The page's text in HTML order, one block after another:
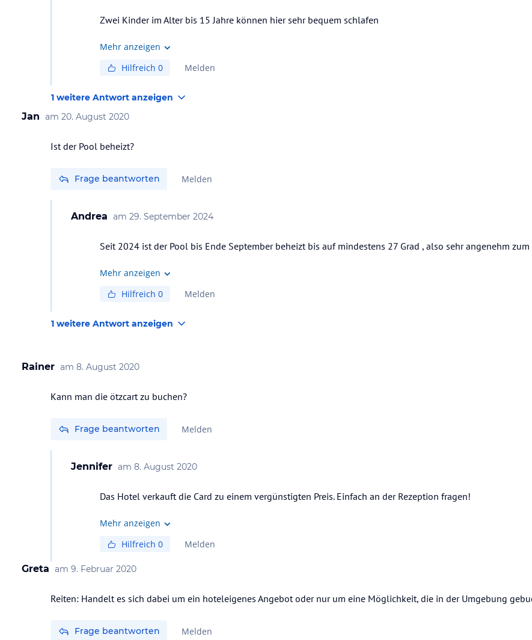
Zwei Kinder im Alter bis 15 Jahre können hier sehr bequem schlafen
Mehr anzeigen
Hilfreich 0 Melden
1 weitere Antwort anzeigen
Jan am 20. August 2020
Ist der Pool beheizt?
Frage beantworten Melden
Andrea am 29. September 2024
Seit 2024 ist der Pool bis Ende September beheizt bis auf mindestens 27 Grad , also sehr angenehm
Mehr anzeigen
Hilfreich 0 Melden
1 weitere Antwort anzeigen
Rainer am 8. August 2020
Kann man die ötzcart zu buchen?
Frage beantworten Melden
Jennifer am 8. August 2020
Das Hotel verkauft die Card zu einem vergünstigten Preis. Einfach an der Rezeption fragen!
Mehr anzeigen
Hilfreich 0 Melden
Greta am 9. Februar 2020
Reiten: Handelt es sich dabei um ein hoteleigenes Angebot oder nur um eine Möglichkeit, die in der Umgebung
Frage beantworten Melden